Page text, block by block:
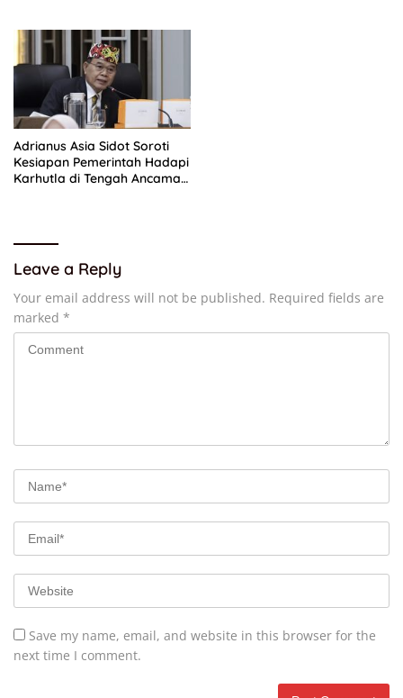
Adrianus Asia Sidot Soroti
Kesiapan Pemerintah Hadapi
Karhutla di Tengah Ancaman
Leave a Reply
Your email address will not be published. Required fields are
marked *
Save my name, email, and website in this browser for the
next time I comment.